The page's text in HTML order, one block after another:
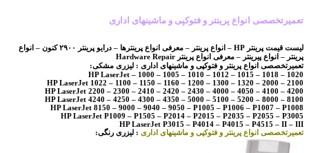
تعمیرتخصصی انواع پرینتر و فتوکپی و ماشینهای اداری
لیست قیمت پرینتر HP – انواع پرینتر – معرفی انواع پرینترها – درایو پرینتر ۲۹۰۰ کنون – انواع
پرینتر – انواع پیرینتر – معرفی انواع پرینتر Hardware Repair
تعمیرتخصصی انواع پرینتر و فتوکپی و ماشینهای اداری : لیزری مشکی:
HP LaserJet – 1000 – 1005 – 1010 – 1012 – 1015 – 1018 – 1020
HP LaserJet 1022 – 1100 – 1150 – 1160 – 1200 – 1300 – 1320 – 2000 – 2100
HP LaserJet 2200 – 2300 – 2410 – 2420 – 2430 – 4000 – 4050 – 4100 – 4200
HP LaserJet 4240 – 4250 – 4300 – 4350 – 5000 – 5100 – 5200 – 8000 – 8100
HP LaserJet 8150 – 9000 – 9040 – 9050 – P1005 – P1006 – P1007 – P1008
HP LaserJet P1009 – P1505 – P2014 – P2015 – P2035 – P2055 – P3005
HP LaserJet P3015 – P4014 – P4015 – P4515 – II – III
تعمیرتخصصی انواع پرینتر و فتوکپی و ماشینهای اداری : لیزری رنگی: